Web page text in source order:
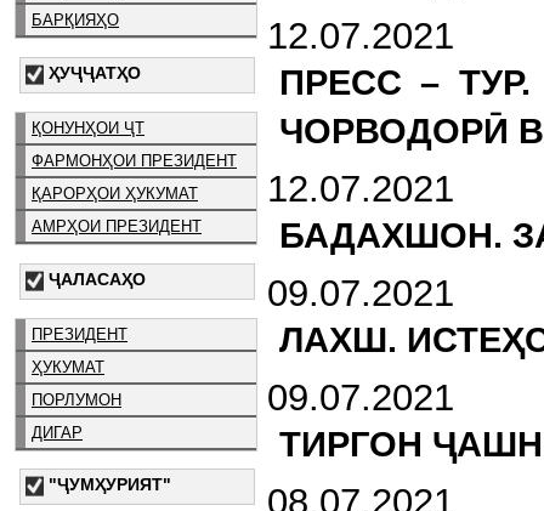
БАРҚИЯҲО
ҲУҶҶАТҲО
ҚОНУНҲОИ ҶТ
ФАРМОНҲОИ ПРЕЗИДЕНТ
ҚАРОРҲОИ ҲУКУМАТ
АМРҲОИ ПРЕЗИДЕНТ
ҶАЛАСАҲО
ПРЕЗИДЕНТ
ҲУКУМАТ
ПОРЛУМОН
ДИГАР
"ҶУМҲУРИЯТ"
12.07.2021
ПРЕСС –
ЧОРВОДОРӢ
12.07.2021
БАДАХШОН.
09.07.2021
ЛАХШ.
09.07.2021
ТИРГОН
08.07.2021